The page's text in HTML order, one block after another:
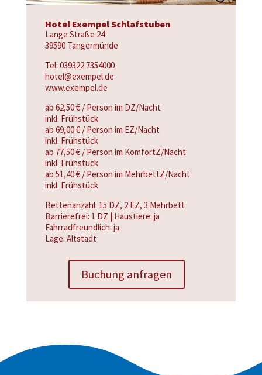
Hotel Exempel Schlafstuben
Lange Straße 24
39590 Tangermünde
Tel: 039322 7354000
hotel@exempel.de
www.exempel.de
ab 62,50 € / Person im DZ/Nacht
inkl. Frühstück
ab 69,00 € / Person im EZ/Nacht
inkl. Frühstück
ab 77,50 € / Person im KomfortZ/Nacht
inkl. Frühstück
ab 51,40 € / Person im MehrbettZ/Nacht
inkl. Frühstück
Bettenanzahl: 15 DZ, 2 EZ, 3 Mehrbett
Barrierefrei: 1 DZ | Haustiere: ja
Fahrradfreundlich: ja
Lage: Altstadt
Buchung anfragen